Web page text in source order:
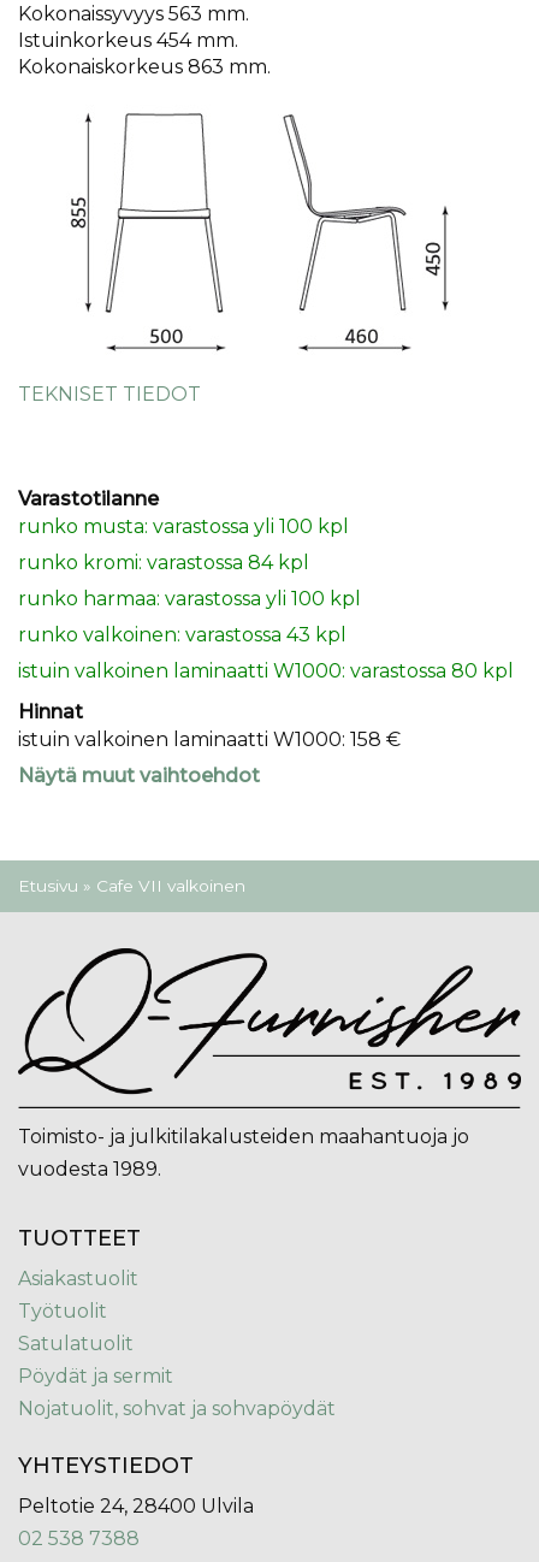
Kokonaissyvyys 563 mm.
Istuinkorkeus 454 mm.
Kokonaiskorkeus 863 mm.
TEKNISET TIEDOT
Varastotilanne
runko musta: varastossa yli 100 kpl
runko kromi: varastossa 84 kpl
runko harmaa: varastossa yli 100 kpl
runko valkoinen: varastossa 43 kpl
istuin valkoinen laminaatti W1000: varastossa 80 kpl
Hinnat
istuin valkoinen laminaatti W1000: 158 €
Näytä muut vaihtoehdot
Olet täällä
Etusivu » Cafe VII valkoinen
Toimisto- ja julkitilakalusteiden maahantuoja jo
vuodesta 1989.
TUOTTEET
Asiakastuolit
Työtuolit
Satulatuolit
Pöydät ja sermit
Nojatuolit, sohvat ja sohvapöydät
YHTEYSTIEDOT
Peltotie 24, 28400 Ulvila
02 538 7388